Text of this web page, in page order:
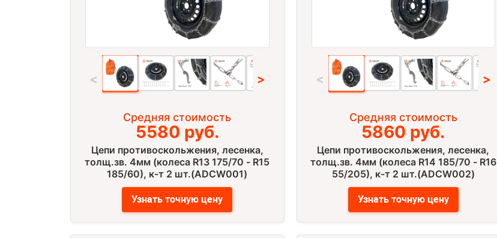
< >
Средняя стоимость
5580 руб.
Цепи противоскольжения, лесенка,
толщ.зв. 4мм (колеса R13 175/70 - R15
185/60), к-т 2 шт.(ADCW001)
Узнать точную цену
< >
Средняя стоимость
5860 руб.
Цепи противоскольжения, лесенка,
толщ.зв. 4мм (колеса R14 185/70 - R16
55/205), к-т 2 шт.(ADCW002)
Узнать точную цену